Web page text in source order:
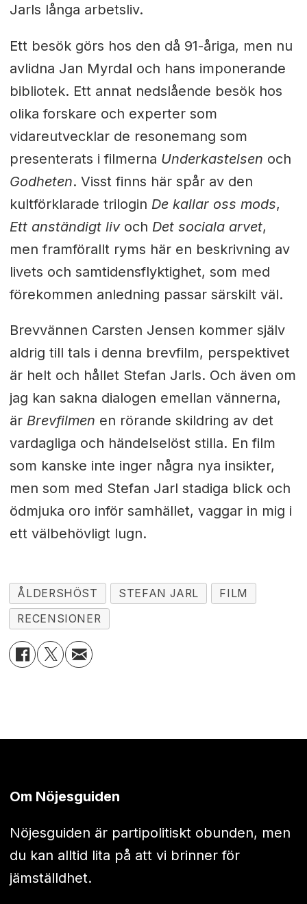
Jarls långa arbetsliv.
Ett besök görs hos den då 91-åriga, men nu
avlidna Jan Myrdal och hans imponerande
bibliotek. Ett annat nedslående besök hos
olika forskare och experter som
vidareutvecklar de resonemang som
presenterats i filmerna Underkastelsen och
Godheten. Visst finns här spår av den
kultförklarade trilogin De kallar oss mods,
Ett anständigt livoch Det sociala arvet,
men framförallt ryms här en beskrivning av
livets och samtidensflyktighet, som med
förekommen anledning passar särskilt väl.
Brevvännen Carsten Jensen kommer själv
aldrig till tals i denna brevfilm, perspektivet
är helt och hållet Stefan Jarls. Och även om
jag kan sakna dialogen emellan vännerna,
är Brevfilmen en rörande skildring av det
vardagliga och händelselöst stilla. En film
som kanske inte inger några nya insikter,
men som med Stefan Jarl stadiga blick och
ödmjuka oro inför samhället, vaggar in mig i
ett välbehövligt lugn.
ÅLDERSHÖST STEFAN JARL
FILM
RECENSIONER
Om Nöjesguiden
Nöjesguiden är partipolitiskt obunden, men
du kan alltid lita på att vi brinner för
jämställdhet.